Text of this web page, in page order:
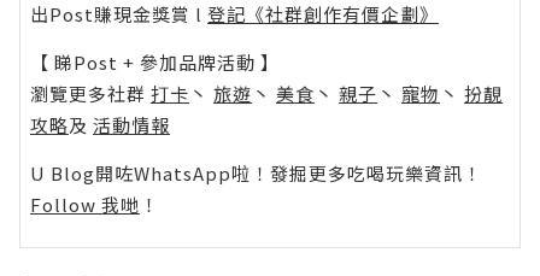
出Post賺現金獎賞 l 登記《社群創作有價企劃》
【 睇Post + 參加品牌活動 】
瀏覽更多社群 打卡 丶 旅遊 丶 美食 丶 親子 丶 寵物 丶 扮靚
攻略及 活動情報
U Blog開咗WhatsApp啦！發掘更多吃喝玩樂資訊！
Follow 我哋 ！